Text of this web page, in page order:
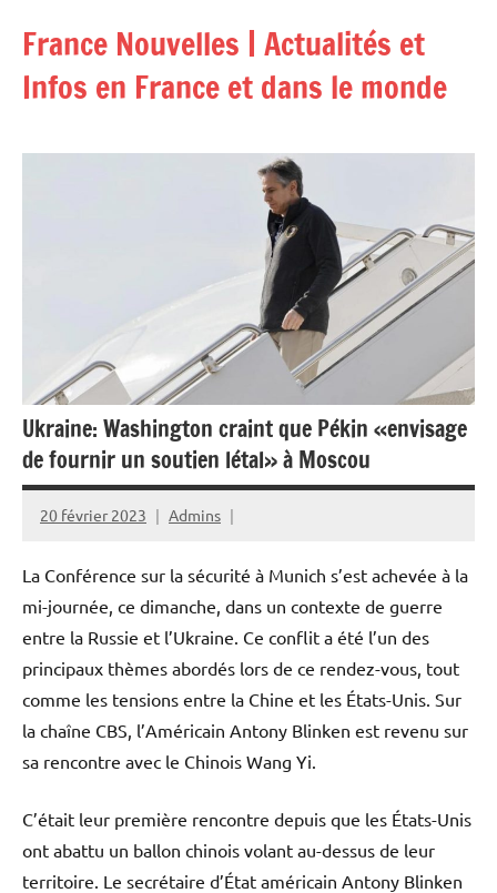
contenu
France Nouvelles | Actualités et
Infos en France et dans le monde
Ukraine: Washington craint que Pékin «envisage
de fournir un soutien létal» à Moscou
20 février 2023 Admins
La Conférence sur la sécurité à Munich s’est achevée à la
mi-journée, ce dimanche, dans un contexte de guerre
entre la Russie et l’Ukraine. Ce conflit a été l’un des
principaux thèmes abordés lors de ce rendez-vous, tout
comme les tensions entre la Chine et les États-Unis. Sur
la chaîne CBS, l’Américain Antony Blinken est revenu sur
sa rencontre avec le Chinois Wang Yi.
C’était leur première rencontre depuis que les États-Unis
ont abattu un ballon chinois volant au-dessus de leur
territoire. Le secrétaire d’État américain Antony Blinken